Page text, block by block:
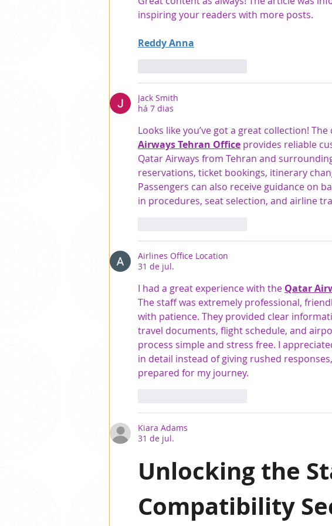
inspiring your readers with more posts.
Reddy Anna
Jack Smith
há 7 dias
Looks like you’ve got a great collection!
Airways Tehran Office provides reliable
Qatar Airways from Tehran and
reservations, ticket bookings, itinerary
Passengers can also receive guidance on
in procedures, seat selection, and airline
Airlines Office Location
31 de jul.
I had a great experience with the Qatar
The staff was extremely professional,
with patience. They provided clear
travel documents, flight schedule, and
process simple and stress free. I
in detail instead of giving rushed
prepared for my journey.
Kiara Adams
31 de jul.
Unlocking the
Compatibility